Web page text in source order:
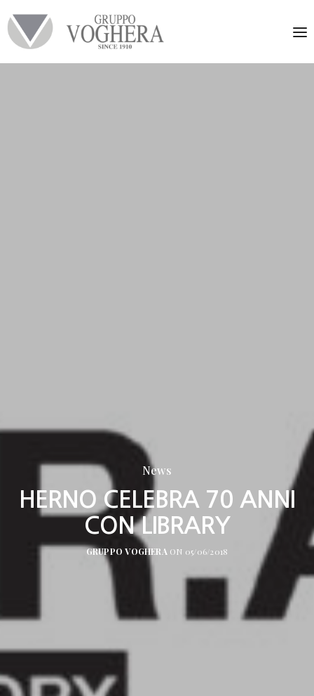
News
HERNO CELEBRA 70 ANNI
CON LIBRARY
GRUPPO VOGHERAON 05/06/2018